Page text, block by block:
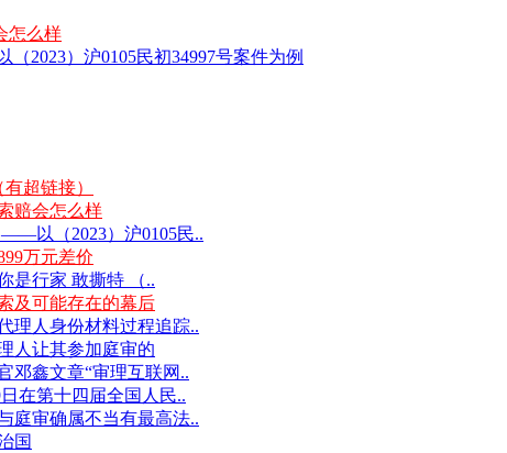
怎么样
2023）沪0105民初34997号案件为例
超链接）
赔会怎么样
以（2023）沪0105民..
万元差价
行家 敢撕特 （..
及可能存在的幕后
理人身份材料过程追踪..
人让其参加庭审的
邓鑫文章“审理互联网..
在第十四届全国人民..
庭审确属不当有最高法..
国